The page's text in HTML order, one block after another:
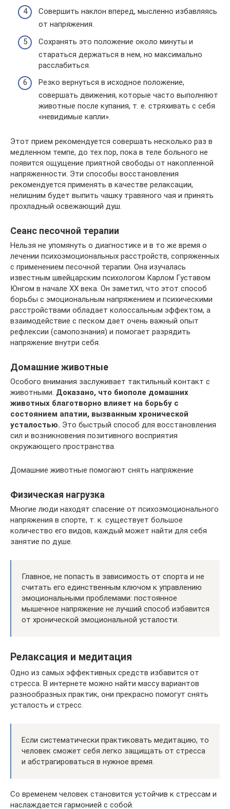
Совершить наклон вперед, мысленно избавляясь
от напряжения.
Сохранять это положение около минуты и
стараться держаться в нем, но максимально
расслабиться.
Резко вернуться в исходное положение,
совершать движения, которые часто выполняют
животные после купания, т. е. стряхивать с себя
«невидимые капли».
Этот прием рекомендуется совершать несколько раз в
медленном темпе, до тех пор, пока в теле больного не
появится ощущение приятной свободы от накопленной
напряженности. Эти способы восстановления
рекомендуется применять в качестве релаксации,
нелишним будет выпить чашку травяного чая и принять
прохладный освежающий душ.
Сеанс песочной терапии
Нельзя не упомянуть о диагностике и в то же время о
лечении психоэмоциональных расстройств, сопряженных
с применением песочной терапии. Она изучалась
известным швейцарским психологом Карлом Густавом
Юнгом в начале ХХ века. Он заметил, что этот способ
борьбы с эмоциональным напряжением и психическими
расстройствами обладает колоссальным эффектом, а
взаимодействие с песком дает очень важный опыт
рефлексии (самопознания) и помогает разрядить
напряжение внутри себя.
Домашние животные
Особого внимания заслуживает тактильный контакт с
животными. Доказано, что биополе домашних
животных благотворно влияет на борьбу с
состоянием апатии, вызванным хронической
усталостью. Это быстрый способ для восстановления
сил и возникновения позитивного восприятия
окружающего пространства.
Домашние животные помогают снять напряжение
Физическая нагрузка
Многие люди находят спасение от психоэмоционального
напряжения в спорте, т. к. существует большое
количество его видов, каждый может найти для себя
занятие по душе.
Главное, не попасть в зависимость от спорта и не
считать его единственным ключом к управлению
эмоциональными проблемами: постоянное
мышечное напряжение не лучший способ избавится
от хронической эмоциональной усталости.
Релаксация и медитация
Одно из самых эффективных средств избавится от
стресса. В интернете можно найти массу вариантов
разнообразных практик, они прекрасно помогут снять
усталость и стресс.
Если систематически практиковать медитацию, то
человек сможет себя легко защищать от стресса
и абстрагироваться в нужное время.
Со временем человек становится устойчив к стрессам и
наслаждается гармонией с собой.